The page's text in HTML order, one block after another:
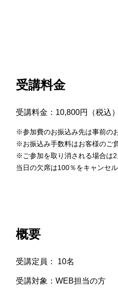
受講料金
受講料金：10,800円（税込
※参加費のお振込み先は事前の
※お振込み手数料はお客様のご
※ご参加を取り消される場合は2
当日の欠席は100％をキャンセ
概要
受講定員： 10名
受講対象：WEB担当の方